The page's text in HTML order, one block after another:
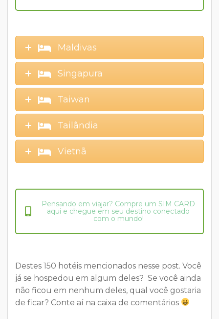
Maldivas
Singapura
Taiwan
Tailândia
Vietnã
Pensando em viajar? Compre um SIM CARD
aqui e chegue em seu destino conectado
com o mundo!
Destes 150 hotéis mencionados nesse post. Você
já se hospedou em algum deles? Se você ainda
não ficou em nenhum deles, qual você gostaria
de ficar? Conte aí na caixa de comentários